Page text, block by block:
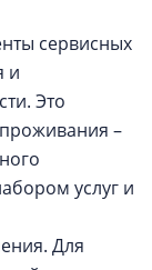
сервисных
и
Это
–
услуг и
Для